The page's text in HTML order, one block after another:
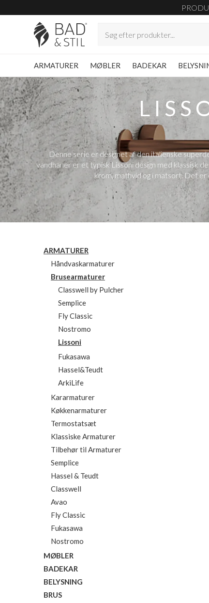
ARMATURER MØBLER BADEKAR
Denne serie er designet af den italienske
vandhaner er et typisk Lissoni design med klassisk
krom, mathvid og i matsort. Det
ARMATURER
Håndvaskarmaturer
Brusearmaturer
Classwell by Pulcher
Semplice
Fly Classic
Nostromo
Lissoni
Fukasawa
Hassel&Teudt
ArkiLife
Kararmaturer
Køkkenarmaturer
Termostatsæt
Klassiske Armaturer
Tilbehør til Armaturer
Semplice
Hassel & Teudt
Classwell
Avao
Fly Classic
Fukasawa
Nostromo
MØBLER
BADEKAR
BELYSNING
BRUS